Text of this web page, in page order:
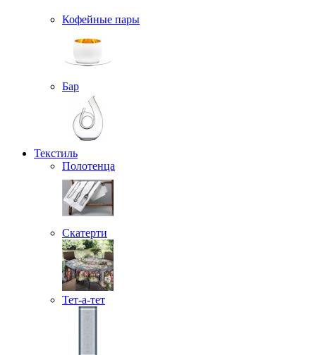
Кофейные пары
Бар
Текстиль
Полотенца
Скатерти
Тет-а-тет